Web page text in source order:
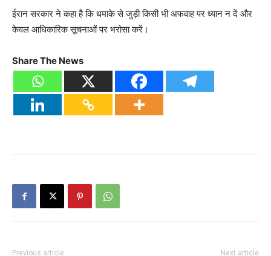
ईरान सरकार ने कहा है कि धमाके से जुड़ी किसी भी अफवाह पर ध्यान न दें और
केवल आधिकारिक सूचनाओं पर भरोसा करें।
Share The News
Previous article Next article